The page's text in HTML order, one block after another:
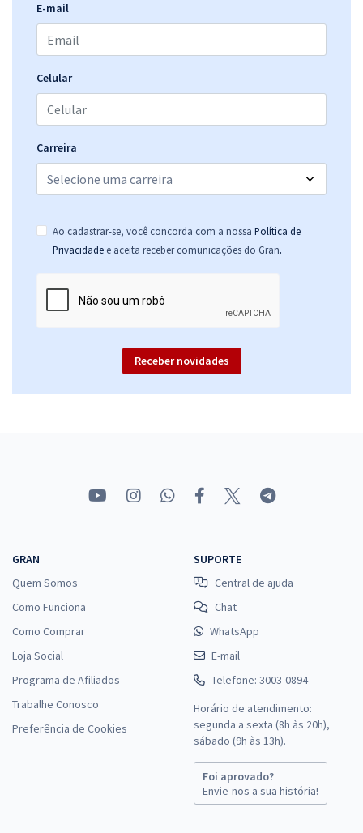
E-mail
Celular
Carreira
Ao cadastrar-se, você concorda com a nossa Política de
Privacidade e aceita receber comunicações do Gran.
Receber novidades
GRAN
Quem Somos
Como Funciona
Como Comprar
Loja Social
Programa de Afiliados
Trabalhe Conosco
Preferência de Cookies
SUPORTE
Central de ajuda
Chat
WhatsApp
E-mail
Telefone: 3003-0894
Horário de atendimento:
segunda a sexta (8h às 20h),
sábado (9h às 13h).
Foi aprovado?
Envie-nos a sua história!